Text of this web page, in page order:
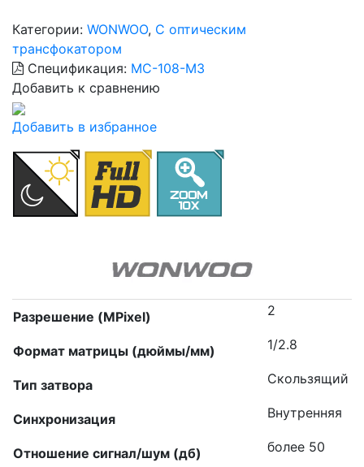
Категории: WONWOO, С оптическим
трансфокатором
Спецификация: MC-108-M3
Добавить к сравнению
Добавить в избранное
Разрешение (MPixel) 2
Формат матрицы (дюймы/мм) 1/2.8
Тип затвора Скользящий
Синхронизация Внутренняя
Отношение сигнал/шум (дб) более 50